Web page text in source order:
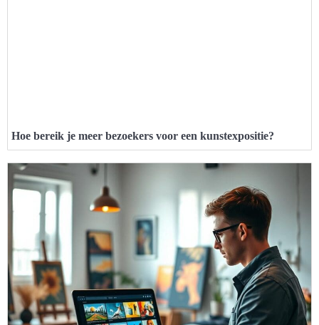
Hoe bereik je meer bezoekers voor een kunstexpositie?